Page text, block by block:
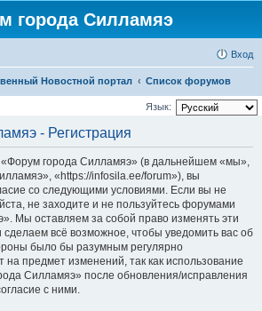
города Силламяэ
Вход
Новостной портал Список форумов
Язык:
- Регистрация
города Силламяэ» (в дальнейшем «мы»,
«https://infosila.ee/forum»), вы
со следующими условиями. Если вы не
не заходите и не пользуйтесь форумами
Мы оставляем за собой право изменять эти
всё возможное, чтобы уведомить вас об
было бы разумным регулярно
на предмет изменений, так как использование
Силламяэ» после обновления/исправления
с ними.